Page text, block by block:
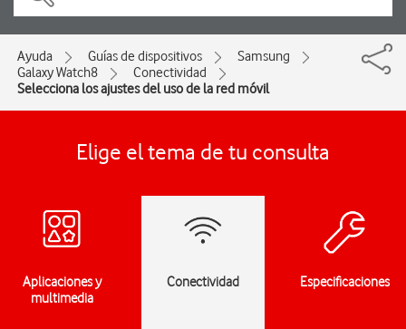
Ayuda Guías de dispositivos
Samsung
Galaxy Watch8
Conectividad
Selecciona los ajustes del uso de la red móvil
Elige el tema de tu consulta
Aplicaciones y
multimedia
Conectividad Especificaciones